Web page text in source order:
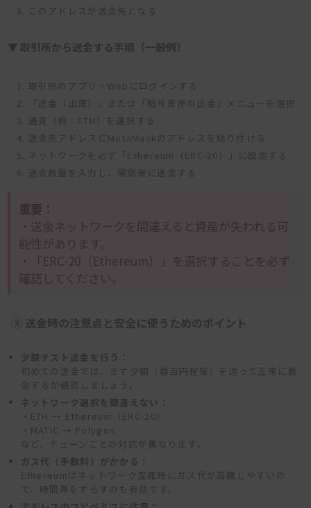
このアドレスが送金先となる
▼ 取引所から送金する手順（一般例）
取引所のアプリ・Webにログインする
「送金（出庫）」または「暗号資産の出金」メニューを選択
通貨（例：ETH）を選択する
送金先アドレスにMetaMaskのアドレスを貼り付ける
ネットワークを必ず「Ethereum（ERC-20）」に設定する
送金数量を入力し、確認後に送金する
重要：
・送金ネットワークを間違えると資産が失われる可
能性があります。
・「ERC-20（Ethereum）」を選択することを必ず
確認してください。
③ 送金時の注意点と安全に使うためのポイント
少額テスト送金を行う：
初めての送金では、まず少額（数百円程度）を送って正常に着
金するか確認しましょう。
ネットワーク選択を間違えない：
・ETH → Ethereum（ERC-20）
・MATIC → Polygon
など、チェーンごとの対応が異なります。
ガス代（手数料）がかかる：
Ethereumはネットワーク混雑時にガス代が高騰しやすいの
で、時間帯をずらすのも有効です。